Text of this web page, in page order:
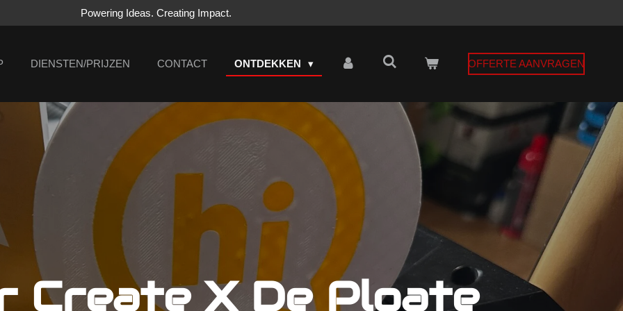
Powering Ideas. Creating Impact.
DIENSTEN/PRIJZEN CONTACT ONTDEKKEN OFFERTE AANVRAGEN
Create X De Ploate